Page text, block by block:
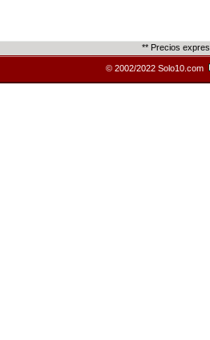
** Precios
© 2002/2022 Solo10.com